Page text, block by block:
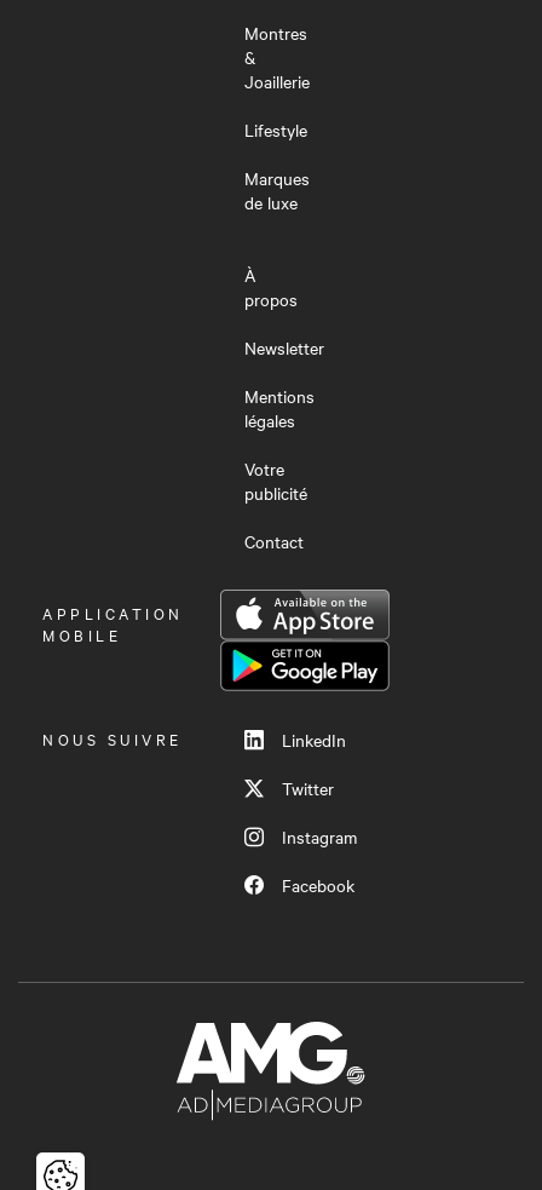
Montres
&
Joaillerie
Lifestyle
Marques
de luxe
À
propos
Newsletter
Mentions
légales
Votre
publicité
Contact
OUVRIR
LE
APPLICATION
MOBILE
NOUS SUIVRE
LinkedIn
Twitter
Instagram
Facebook